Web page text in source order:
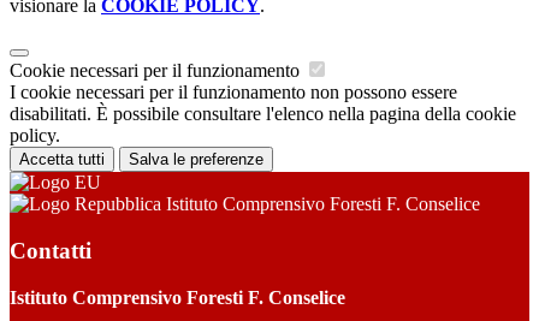
visionare la COOKIE POLICY.
Cookie necessari per il funzionamento
I cookie necessari per il funzionamento non possono essere
disabilitati. È possibile consultare l'elenco nella pagina della cookie
policy.
Accetta tutti Salva le preferenze
Istituto Comprensivo Foresti F. Conselice
Contatti
Istituto Comprensivo Foresti F. Conselice